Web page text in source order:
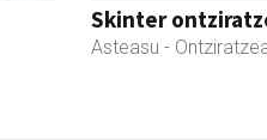
Skinter
Asteasu -